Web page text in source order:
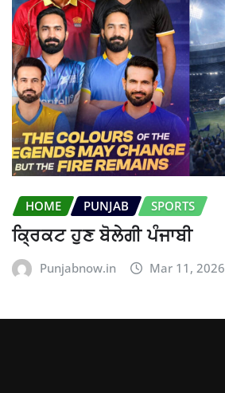
HOME PUNJAB SPORTS
ਕ੍ਰਿਕਟ ਹੁਣ ਬੋਲੇਗੀ ਪੰਜਾਬੀ
Punjabnow.in Mar 11, 2026